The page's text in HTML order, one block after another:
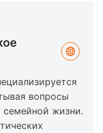
вопросы
семейной жизни.